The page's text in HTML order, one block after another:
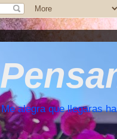
Me alegra que llegaras